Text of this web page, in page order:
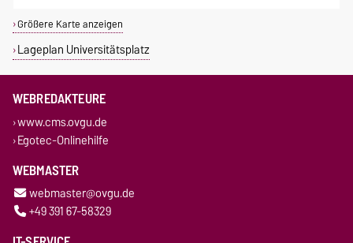
Größere Karte anzeigen
Lageplan Universitätsplatz
WEBREDAKTEURE
www.cms.ovgu.de
Egotec-Onlinehilfe
WEBMASTER
webmaster@ovgu.de
+49 391 67-58329